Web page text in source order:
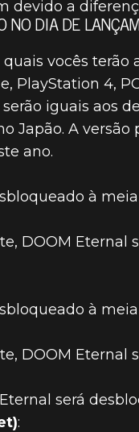
devido a
NO DIA DE
vocês terão
PlayStation 4,
iguais aos
Japão. A
ano.
à
DOOM Eternal
à
DOOM Eternal
será
: